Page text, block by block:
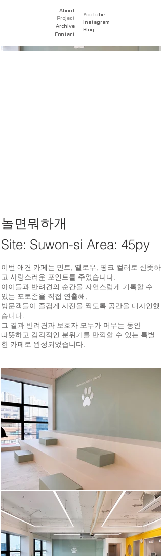
About
Project
Archive
Contact
Youtube
Instagram
Blog
놀면뭐하개
Site: Suwon-si Area: 45py
이번 애견 카페는 민트, 옐로우, 핑크 컬러로 산뜻하
고 사랑스러운 포인트를 주었습니다.
아이들과 반려견의 순간을 자연스럽게 기록할 수
있는 포토존을 직접 연출해,
방문객들이 즐겁게 사진을 찍도록 공간을 디자인했
습니다.
그 결과 반려견과 보호자 모두가 머무는 동안
따뜻하고 감각적인 분위기를 만끽할 수 있는 특별
한 카페로 완성되었습니다.